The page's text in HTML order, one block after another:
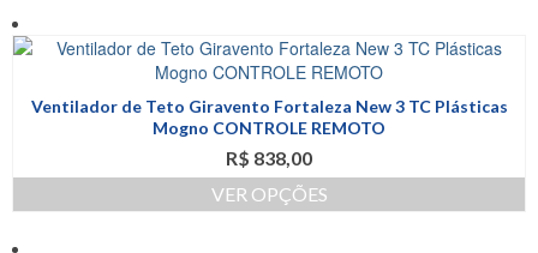
do
produto
tem
várias
As
opções
podem
ser
escolhidas
Ventilador de Teto Giravento Fortaleza New 3 TC Plásticas
Mogno CONTROLE REMOTO
R$ 838,00
VER OPÇÕES